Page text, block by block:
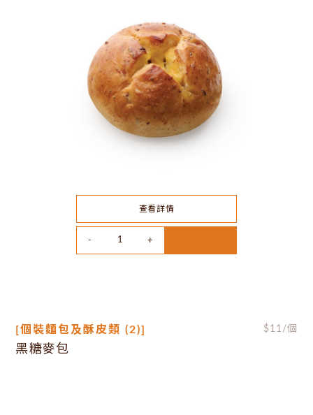
查看詳情
[個裝麵包及酥皮類 (2)] $11 /個
黑糖麥包